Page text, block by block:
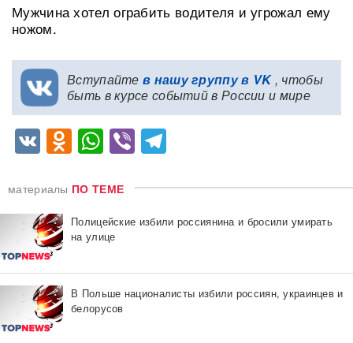
Мужчина хотел ограбить водителя и угрожал ему
ножом.
Вступайте в нашу группу в VK, чтобы
быть в курсе событий в России и мире
VKOdnoklassniki
WhatsApp
Viber
материалы ПО ТЕМЕ
Полицейские избили россиянина и бросили умирать
на улице
В Польше националисты избили россиян, украинцев и
белорусов